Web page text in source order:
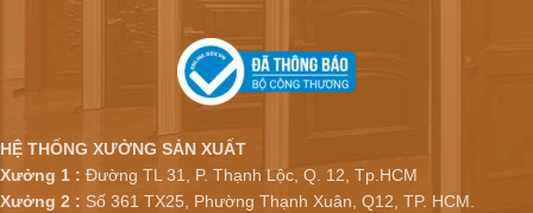
HỆ THỐNG XƯỞNG SẢN XUẤT
Xưởng 1 : Đường TL 31, P. Thạnh Lộc, Q. 12, Tp.HCM
Xưởng 2 : Số 361 TX25, Phường Thạnh Xuân, Q12, TP. HCM.